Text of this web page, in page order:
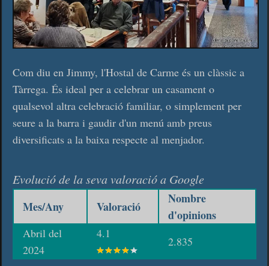
Com diu en Jimmy, l'Hostal de Carme és un clàssic a
Tàrrega. És ideal per a celebrar un casament o
qualsevol altra celebració familiar, o simplement per
seure a la barra i gaudir d'un menú amb preus
diversificats a la baixa respecte al menjador.
Evolució de la seva valoració a Google
Mes/Any
Valoració
Nombre
d'opinions
Abril del
2024
4.1
2.835